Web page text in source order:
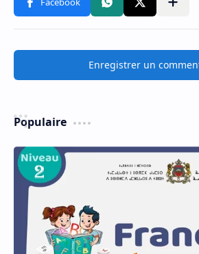
Enregistrer un
Populaire